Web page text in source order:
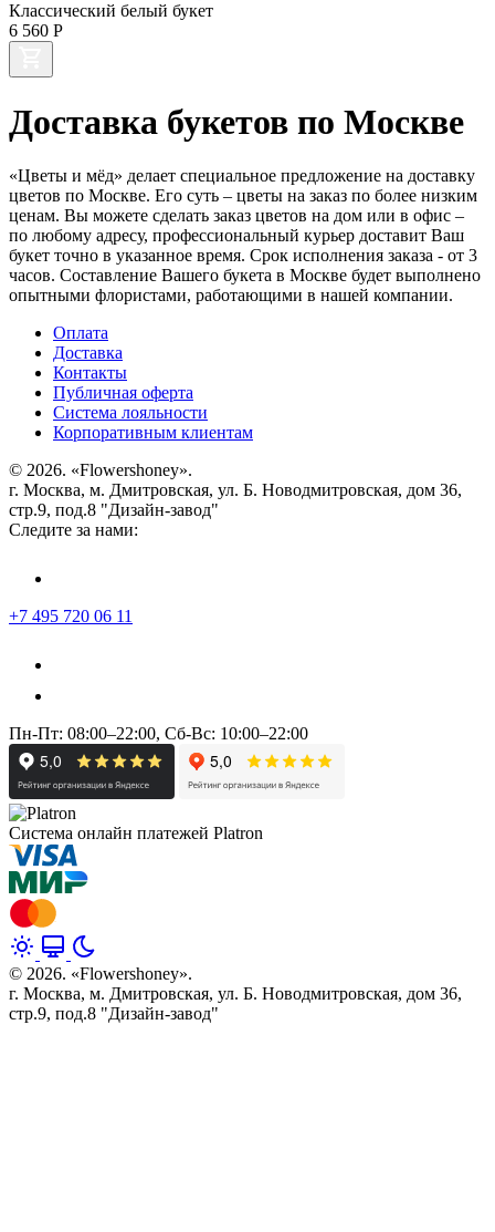
Классический белый букет
6 560 Р
Доставка букетов по Москве
«Цветы и мёд» делает специальное предложение на доставку
цветов по Москве. Его суть – цветы на заказ по более низким
ценам. Вы можете сделать заказ цветов на дом или в офис –
по любому адресу, профессиональный курьер доставит Ваш
букет точно в указанное время. Срок исполнения заказа - от 3
часов. Составление Вашего букета в Москве будет выполнено
опытными флористами, работающими в нашей компании.
Оплата
Доставка
Контакты
Публичная оферта
Система лояльности
Корпоративным клиентам
© 2026. «Flowershoney».
г. Москва, м. Дмитровская, ул. Б. Новодмитровская, дом 36,
стр.9, под.8 "Дизайн-завод"
Следите за нами:
+7 495 720 06 11
Пн-Пт: 08:00–22:00, Сб-Вс: 10:00–22:00
Система онлайн платежей Platron
© 2026. «Flowershoney».
г. Москва, м. Дмитровская, ул. Б. Новодмитровская, дом 36,
стр.9, под.8 "Дизайн-завод"